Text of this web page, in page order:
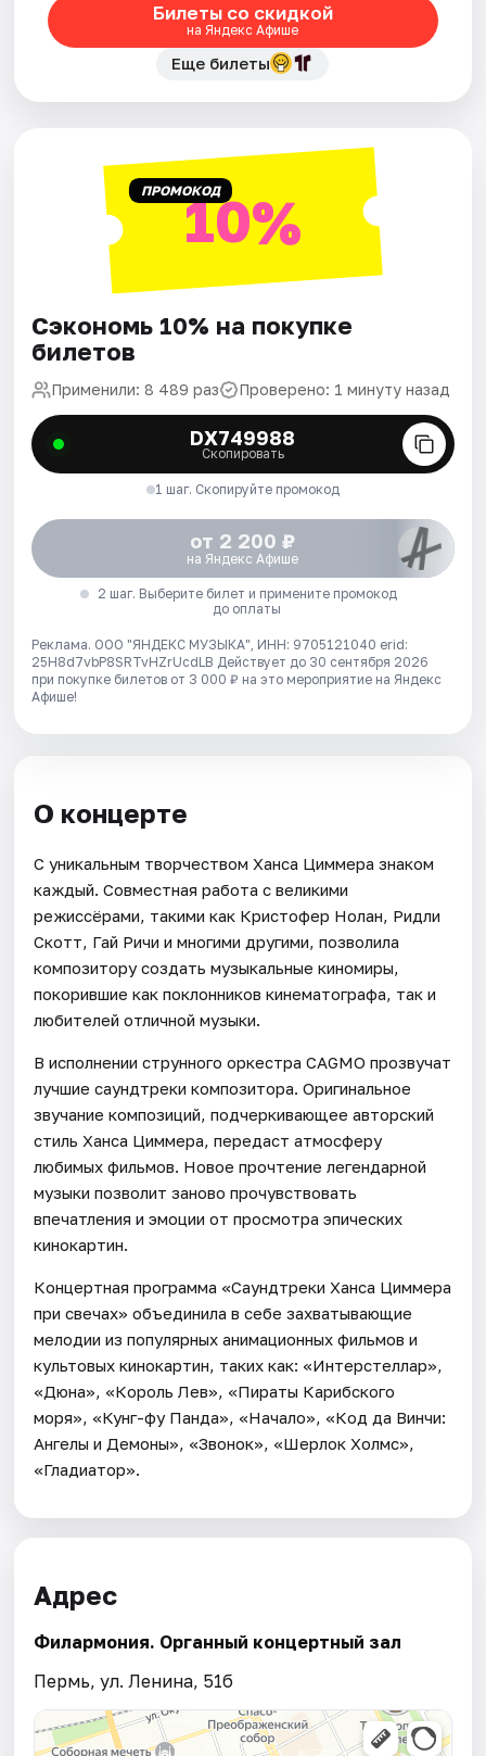
Билеты со скидкой
на Яндекс Афише
Еще билеты
ПРОМОКОД10%
Сэкономь 10% на покупке
билетов
Применили: 8 489 раз Проверено: 1 минуту назад
DX749988
Скопировать
1 шаг. Скопируйте промокод
от 2 200 ₽
на Яндекс Афише
2 шаг. Выберите билет и примените промокод
до оплаты
Реклама. ООО "ЯНДЕКС МУЗЫКА", ИНН: 9705121040 erid:
25H8d7vbP8SRTvHZrUcdLB Действует до 30 сентября 2026
при покупке билетов от 3 000 ₽ на это мероприятие на Яндекс
Афише!
О концерте
С уникальным творчеством Ханса Циммера знаком
каждый. Совместная работа с великими
режиссёрами, такими как Кристофер Нолан, Ридли
Скотт, Гай Ричи и многими другими, позволила
композитору создать музыкальные киномиры,
покорившие как поклонников кинематографа, так и
любителей отличной музыки.
В исполнении струнного оркестра CAGMO прозвучат
лучшие саундтреки композитора. Оригинальное
звучание композиций, подчеркивающее авторский
стиль Ханса Циммера, передаст атмосферу
любимых фильмов. Новое прочтение легендарной
музыки позволит заново прочувствовать
впечатления и эмоции от просмотра эпических
кинокартин.
Концертная программа «Саундтреки Ханса Циммера
при свечах» объединила в себе захватывающие
мелодии из популярных анимационных фильмов и
культовых кинокартин, таких как: «Интерстеллар»,
«Дюна», «Король Лев», «Пираты Карибского
моря», «Кунг-фу Панда», «Начало», «Код да Винчи:
Ангелы и Демоны», «Звонок», «Шерлок Холмс»,
«Гладиатор».
Адрес
Филармония. Органный концертный зал
Пермь, ул. Ленина, 51б